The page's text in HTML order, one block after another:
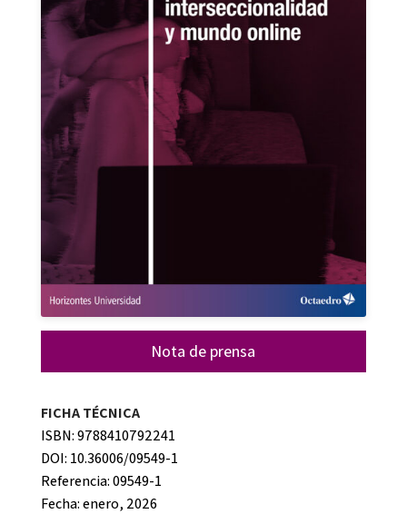
Nota de prensa
FICHA TÉCNICA
ISBN: 9788410792241
DOI: 10.36006/09549-1
Referencia: 09549-1
Fecha: enero, 2026